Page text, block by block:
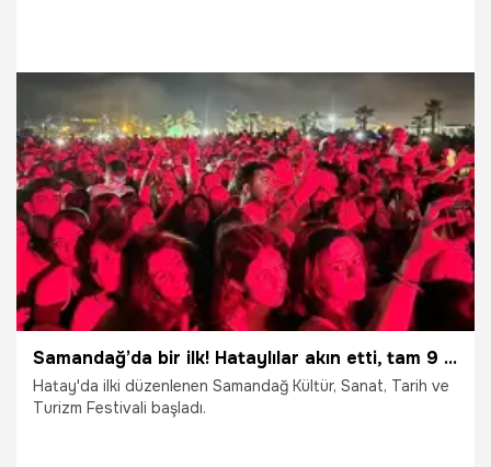
etkinlik yasağı başladı. Güvenlik tedbirleri çerçevesinde
uygulamaya konulan karar, Antalya’da yaşayan vatandaşlar
kadar sivil toplum kuruluşları ve çeşitli organizasyonları da
yakından ilgilendiriyor.
1.07.2026 Antalya
Samandağ’da bir ilk! Hataylılar akın etti, tam 9 gün sürecek
Hatay'da ilki düzenlenen Samandağ Kültür, Sanat, Tarih ve
Turizm Festivali başladı.